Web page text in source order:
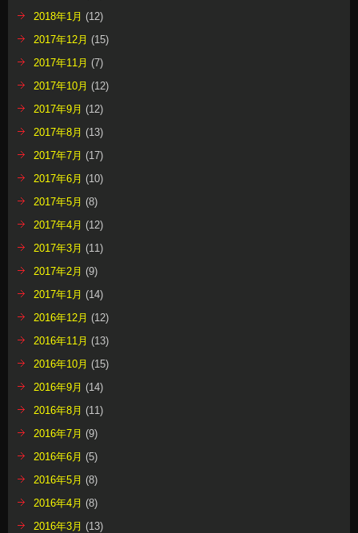
2018年1月 (12)
2017年12月 (15)
2017年11月 (7)
2017年10月 (12)
2017年9月 (12)
2017年8月 (13)
2017年7月 (17)
2017年6月 (10)
2017年5月 (8)
2017年4月 (12)
2017年3月 (11)
2017年2月 (9)
2017年1月 (14)
2016年12月 (12)
2016年11月 (13)
2016年10月 (15)
2016年9月 (14)
2016年8月 (11)
2016年7月 (9)
2016年6月 (5)
2016年5月 (8)
2016年4月 (8)
2016年3月 (13)